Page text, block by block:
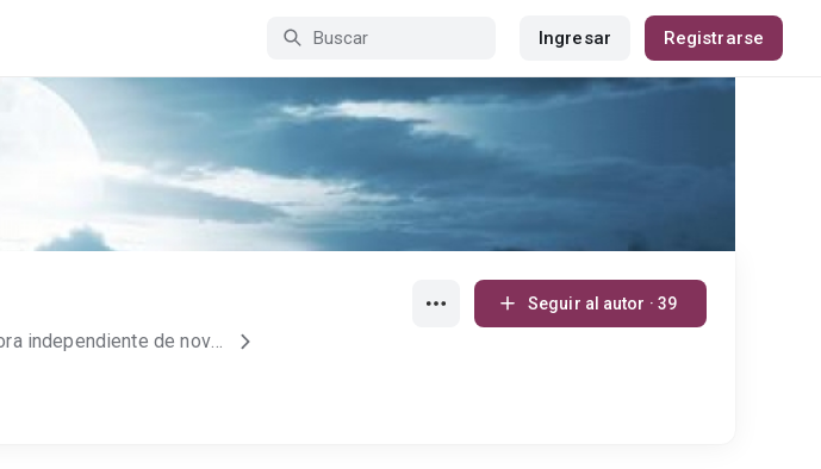
Ingresar Registrarse
Soy artista amateur y llevo casi siete años como escritora independiente de novelas y cuentos cortos. Me gusta el anime, manga, los dramas orientales, los videojuegos (clásicos y nuevos), los cómics, el cosplay y el cine en general, aunque tengo cierta tendencia al género de terror. Soy escritora de narrativa de fantasia y novela negra; me gusta incursionar en nuevos generos. Espero que mis novelas les resulten interesantes de leer y que se animen a entrar en el alocado mundo de mi imaginación.
Seguir al autor · 39